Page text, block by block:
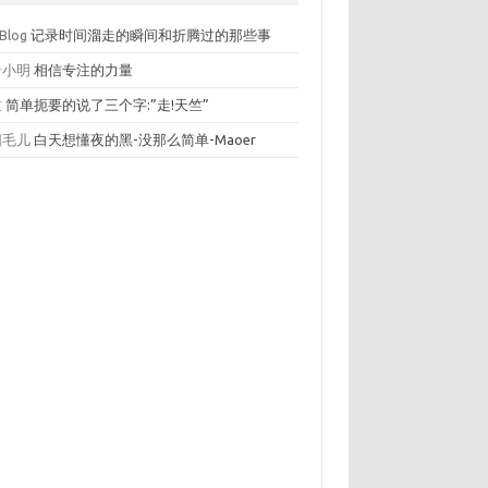
记录时间溜走的瞬间和折腾过的那些事
明 相信专注的力量
简单扼要的说了三个字:”走!天竺”
儿 白天想懂夜的黑-没那么简单-Maoer